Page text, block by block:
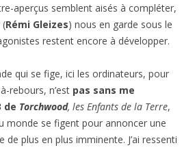
aperçus semblent aisés à compléter,
(Rémi Gleizes) nous en garde sous le
restent encore à développer.
qui se fige, ici les ordinateurs, pour
rebours, n’est pas sans me
de Torchwood, les Enfants de la Terre,
monde se figent pour annoncer une
plus en plus imminente. J’ai ressenti